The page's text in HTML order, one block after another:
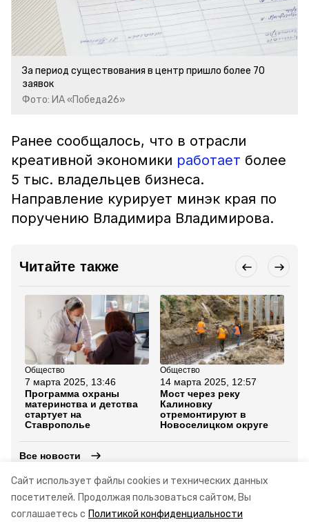
Сайт использует файлы cookies и технических данных
посетителей. Продолжая пользоваться сайтом, Вы
соглашаетесь с Политикой конфиденциальности
За период существования в центр пришло более 70
заявок
Фото: ИА «Победа26»
Ранее сообщалось, что в отрасли
креативной экономики работает более
5 тыс. владельцев бизнеса.
Направление курирует минэк края по
поручению Владимира Владимирова.
Читайте также
Общество
7 марта 2025, 13:46
Программа охраны
материнства и детства
стартует на
Ставрополье
Общество
14 марта 2025, 12:57
Мост через реку
Калиновку
отремонтируют в
Новоселицком округе
Все новости
стартапы господдержка ставрополье